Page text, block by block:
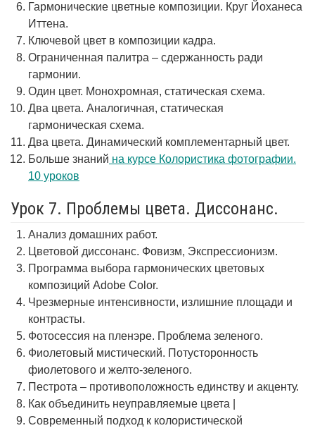
Гармонические цветные композиции. Круг Йоханеса
Иттена.
Ключевой цвет в композиции кадра.
Ограниченная палитра – сдержанность ради
гармонии.
Один цвет. Монохромная, статическая схема.
Два цвета. Аналогичная, статическая
гармоническая схема.
Два цвета. Динамический комплементарный цвет.
Больше знаний на курсе Колористика фотографии.
10 уроков
Урок 7. Проблемы цвета. Диссонанс.
Анализ домашних работ.
Цветовой диссонанс. Фовизм, Экспрессионизм.
Программа выбора гармонических цветовых
композиций Adobe Color.
Чрезмерные интенсивности, излишние площади и
контрасты.
Фотосессия на пленэре. Проблема зеленого.
Фиолетовый мистический. Потусторонность
фиолетового и желто-зеленого.
Пестрота – противоположность единству и акценту.
Как объединить неуправляемые цвета |
Современный подход к колористической